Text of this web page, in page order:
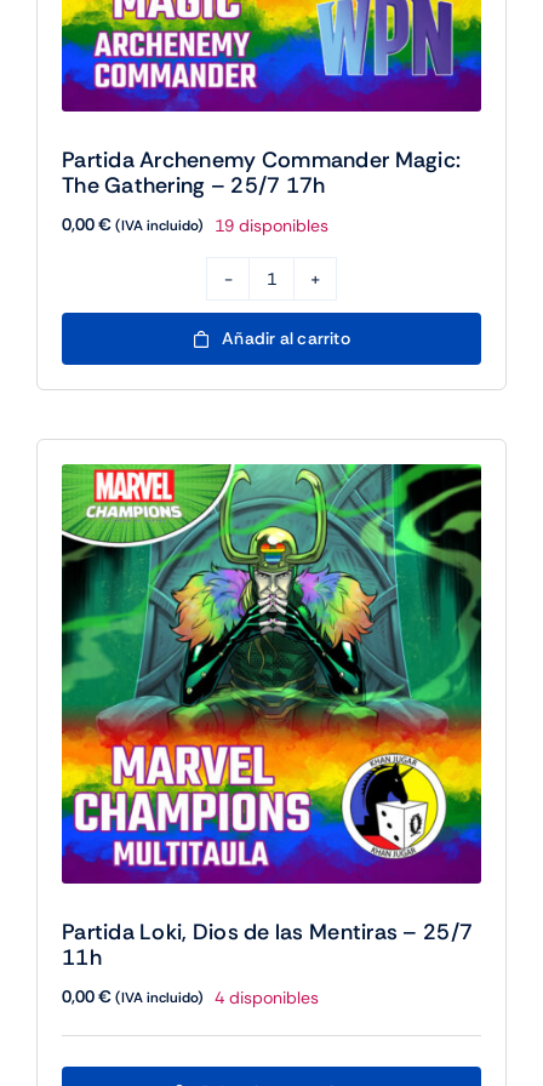
Partida Archenemy Commander Magic:
The Gathering – 25/7 17h
0,00€(IVA incluido) 19 disponibles
Magic:
-
25/7
17h
cantidad
Añadir al carrito
Partida Loki, Dios de las Mentiras – 25/7
11h
0,00€(IVA incluido) 4 disponibles
Este